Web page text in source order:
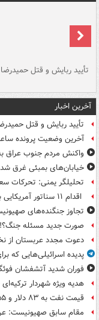
تأیید ربایش و قتل
آخرین اخبار
تأیید ربایش و قتل
آخرین وضعیت پرونده
واکنش مردم جنوب عراق
خیابان‌های بمبئی غرق
تحلیلگر یمنی: تحرکات
اقدام ۱۱ سناتور آمریکایی برای توقف جنگ علیه ایران
تجاوز جنگنده‌های
صورت جدید مسئله جنگ؟!
دعوت مجدد عربستان از
پدیده اسرائیلی‌هایی که
فوران شدید آتشفشان
هدیه ویژه شهردار
قیمت نفت به ۸۳ دلار و ۵۵ سنت در هر بشکه رسید
مقام سابق صهیونیست: